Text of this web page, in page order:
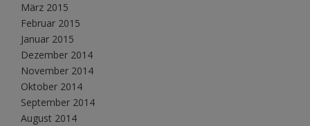
März 2015
Februar 2015
Januar 2015
Dezember 2014
November 2014
Oktober 2014
September 2014
August 2014